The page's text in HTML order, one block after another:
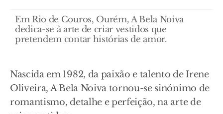
Em Rio de Couros, Ourém, A Bela Noiva
dedica-se à arte de criar vestidos que
pretendem contar histórias de amor.
Nascida em 1982, da paixão e talento de Irene
Oliveira, A Bela Noiva tornou-se sinónimo de
romantismo, detalhe e perfeição, na arte de